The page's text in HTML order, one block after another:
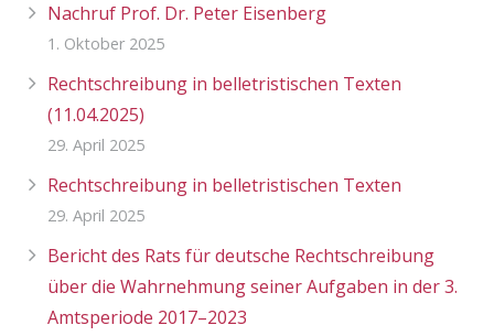
Nachruf Prof. Dr. Peter Eisenberg
1. Oktober 2025
Rechtschreibung in belletristischen Texten
(11.04.2025)
29. April 2025
Rechtschreibung in belletristischen Texten
29. April 2025
Bericht des Rats für deutsche Rechtschreibung
über die Wahrnehmung seiner Aufgaben in der 3.
Amtsperiode 2017–2023